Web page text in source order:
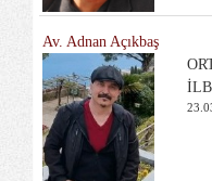
Av. Adnan Açıkbaş